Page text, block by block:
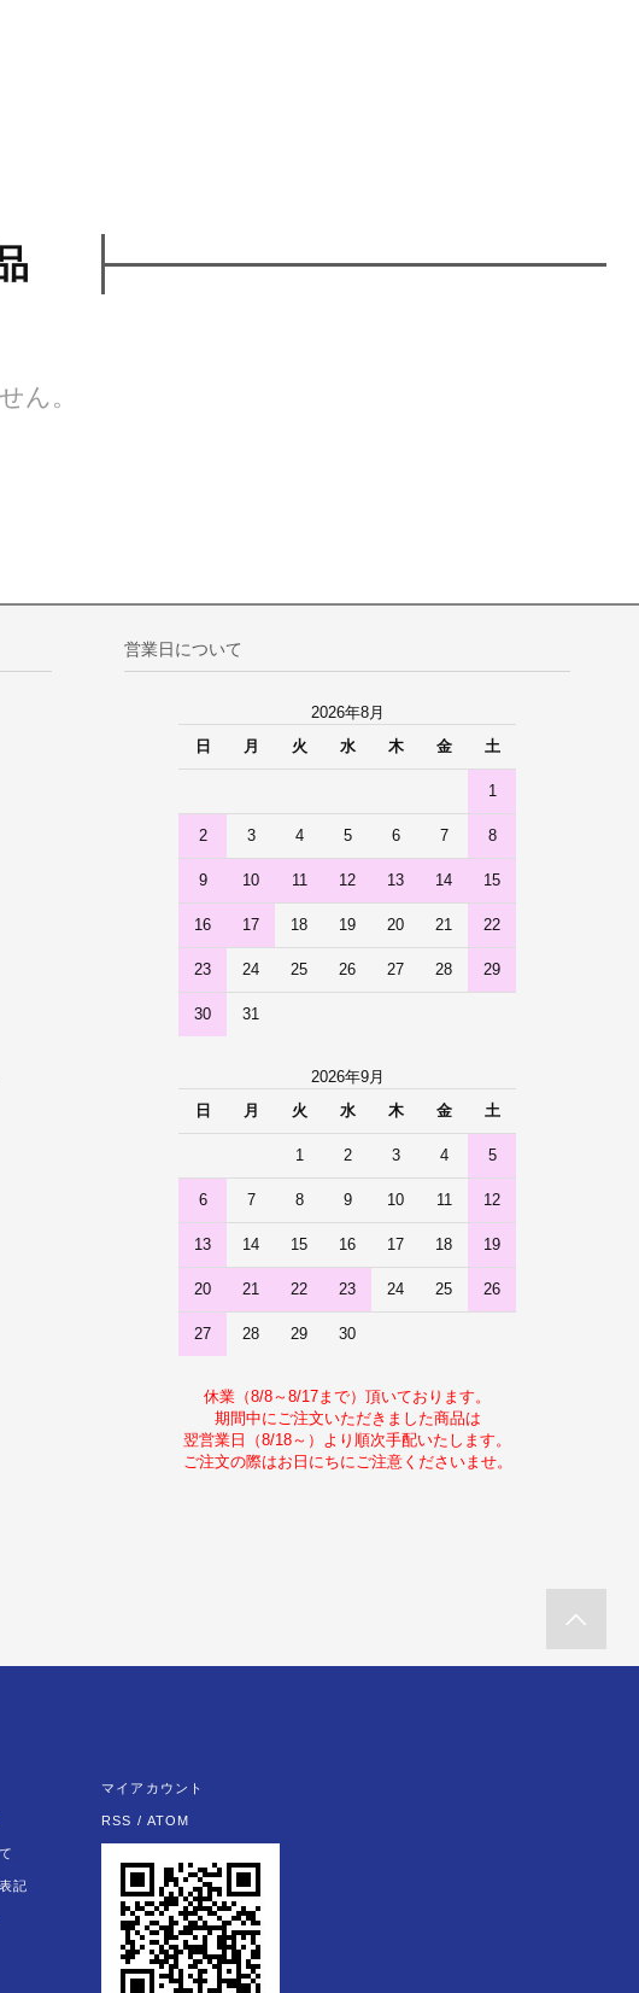
ん。
営業日について
2026年8月
日
月 火 水 木 金 土
1
2 3 4 5 6 7 8
9 10 11 12 13 14 15
16 17 18 19 20 21 22
23 24 25 26 27 28 29
30 31
2026年9月
日
月 火 水 木 金 土
1 2 3 4 5
6 7 8 9 10 11 12
13 14 15 16 17 18 19
20 21 22 23 24 25 26
27 28 29 30
休業（8/8～8/17まで）頂いております。
期間中にご注文いただきました商品は
翌営業日（8/18～）より順次手配いたします。
ご注文の際はお日にちにご注意くださいませ。
記
マイアカウント
RSS / ATOM